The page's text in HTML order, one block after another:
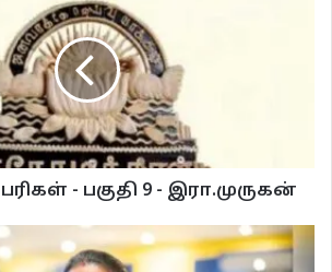
விளைந்த
கூத்தில் யாதும் நன்றே யென்றாகிறது.
வைக்கப்பட்ட பேரமைதியின் பேரொலி
- பகுதி 9 - இரா.முருகன்